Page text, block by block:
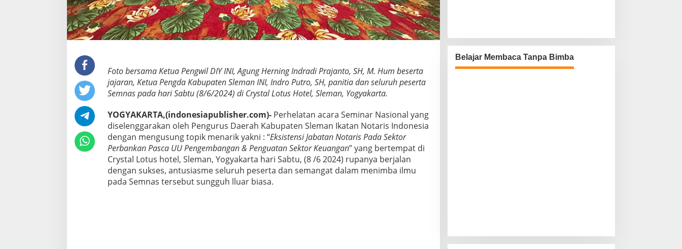
I
S
u
k
,
A
n
t
s
i
a
s
m
e
D
a
Foto bersama Ketua Pengwil DIY INI, Agung Herning Indradi Prajanto, SH, M. Hum beserta
jajaran, Ketua Pengda Kabupaten Sleman INI, Indro Putro, SH, panitia dan seluruh peserta
Semnas pada hari Sabtu (8/6/2024) di Crystal Lotus Hotel, Sleman, Yogyakarta.
YOGYAKARTA,(indonesiapublisher.com)- Perhelatan acara Seminar Nasional yang
diselenggarakan oleh Pengurus Daerah Kabupaten Sleman Ikatan Notaris Indonesia
dengan mengusung topik menarik yakni : “Eksistensi Jabatan Notaris Pada Sektor
Perbankan Pasca UU Pengembangan & Penguatan SektorKeuangan” yang bertempat di
Crystal Lotus hotel, Sleman, Yogyakarta hari Sabtu, (8 /6 2024) rupanya berjalan
dengan sukses, antusiasme seluruh peserta dan semangat dalam menimba ilmu
pada Semnas tersebut sungguh lluar biasa.
Belajar Membaca Tanpa Bimba